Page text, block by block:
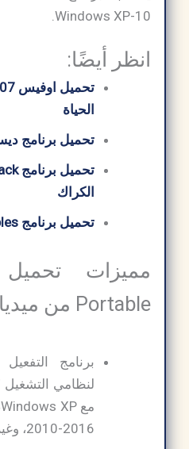
Windows XP-10.
انظر أيضًا:
الحياة
تحميل برنامج
الكراك
تحميل برنامج ASC Timetables مع الكراك
Portable من ميديا فاير:
2010-2016، وغيرها.